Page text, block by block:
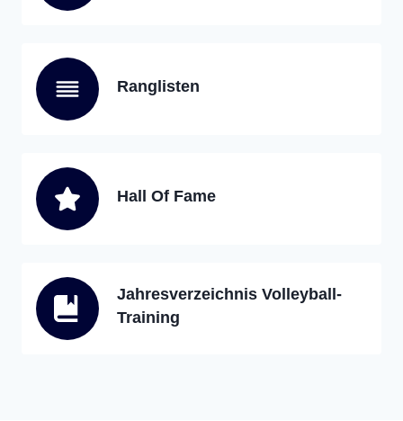
Ranglisten
Hall Of Fame
Jahresverzeichnis Volleyball-
Training